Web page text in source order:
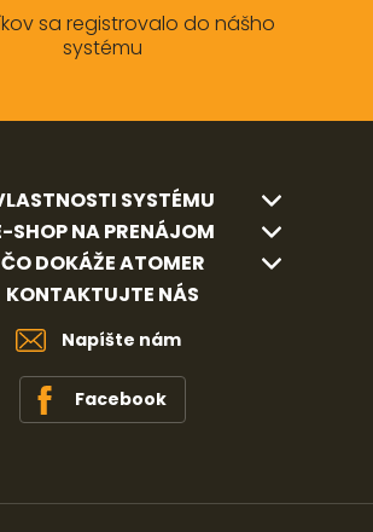
sa registrovalo do nášho
systému
SYSTÉMU
SHOP NA PRENÁJOM
ČO DOKÁŽE ATOMER
KONTAKTUJTE NÁS
Napíšte nám
Facebook